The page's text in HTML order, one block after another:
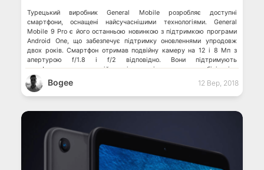
Турецький виробник General Mobile розробляє доступні
смартфони, оснащені найсучаснішими технологіями. General
Mobile 9 Pro є його останньою новинкою з підтримкою програми
Android One, що забезпечує підтримку оновленнями упродовж
двох років. Смартфон отримав подвійну камеру на 12 і 8 Мп з
апертурою f/1.8 і f/2 відповідно. Вони підтримують
автофокусування з подвійним пікселем і електронну стабілізацію.
Знімки […]Bogee 12 Вер, 2018